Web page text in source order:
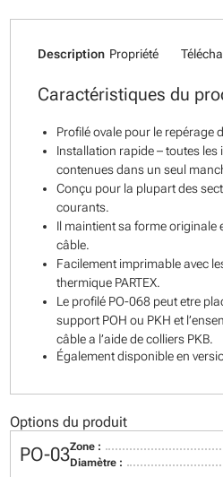
Description Propriété
Caractéristiques du
Profilé ovale pour le repérage
Installation rapide – toutes
contenues dans un seul
Conçu pour la plupart des
courants.
Il maintient sa forme originale
câble.
Facilement imprimable avec
thermique PARTEX.
Le profilé PO-068 peut etre
support POH ou PKH et
câble a l’aide de colliers PKB.
Également disponible en
Options du produit
PO-03Zone :
Diamètre :